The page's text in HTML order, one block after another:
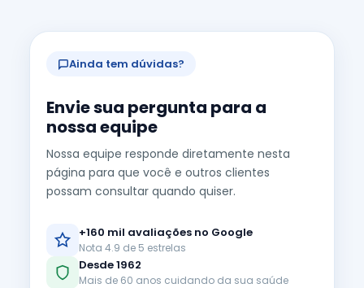
Ainda tem dúvidas?
Envie sua pergunta para a
nossa equipe
Nossa equipe responde diretamente nesta
página para que você e outros clientes
possam consultar quando quiser.
+160 mil avaliações no Google
Nota 4.9 de 5 estrelas
Desde 1962
Mais de 60 anos cuidando da sua saúde